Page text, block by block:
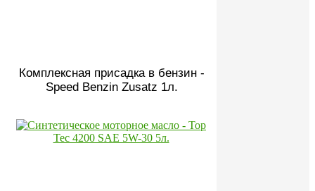
Комплексная присадка в бензин -
Speed Benzin Zusatz 1л.